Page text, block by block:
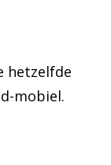
hetzelfde
mobiel.